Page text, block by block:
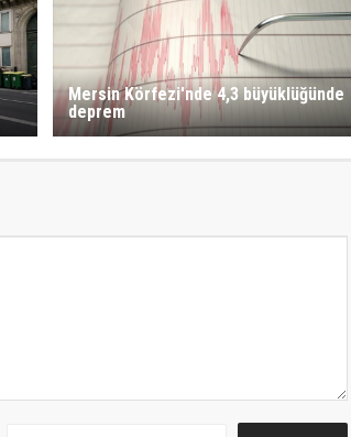
Mersin Körfezi'nde 4,3 büyüklüğünde
deprem